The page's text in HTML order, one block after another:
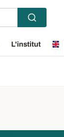
L'institut